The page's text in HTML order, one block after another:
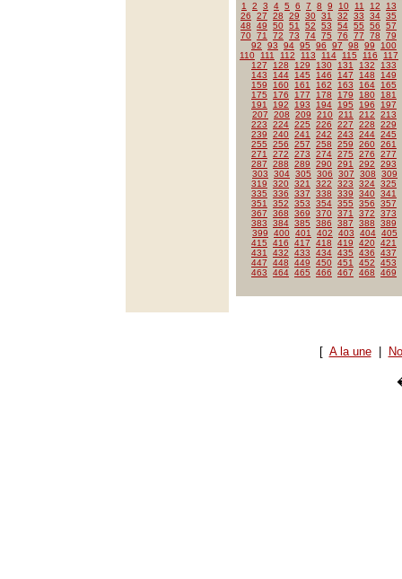
1 2 3 4 5 6 7 8 9 10 11 12
13
26
27 28 29 30 31 32 33 34 35
48
49 50 51 52 53 54 55 56
57
70 71 72 73 74 75 76 77 78
79
92
93 94 95 96 97 98 99
100
110
111 112 113 114 115 116
117
127
128 129 130 131 132
133
143
144 145 146 147 148
149
159
160 161 162 163 164
165
175
176 177 178 179 180
181
191
192 193 194 195 196
197
207
208 209 210 211 212
213
223
224 225 226 227 228
229
239
240 241 242 243 244 245
255
256 257 258 259 260 261
271
272 273 274 275 276
277
287
288 289 290 291 292
293
303
304 305 306 307 308
309
319
320 321 322 323 324 325
335
336 337 338 339 340 341
351
352 353 354 355 356
357
367
368 369 370 371 372
373
383
384 385 386 387 388
389
399
400 401 402 403 404 405
415
416 417 418 419 420 421
431
432 433 434 435 436
437
447
448 449 450 451 452
453
463
464 465 466 467 468 469
[ A la une|